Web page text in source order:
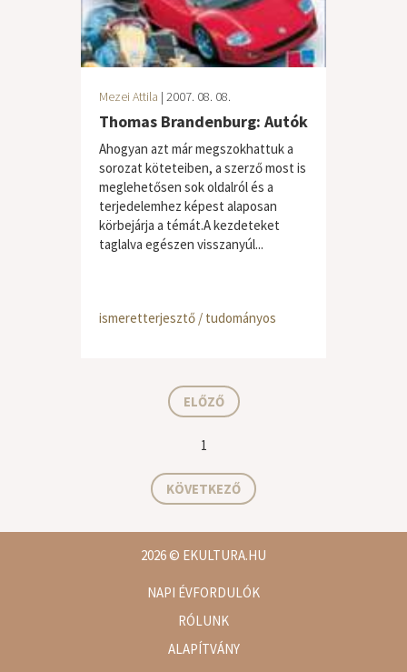
Mezei Attila | 2007. 08. 08.
Thomas Brandenburg: Autók
Ahogyan azt már megszokhattuk a
sorozat köteteiben, a szerző most is
meglehetősen sok oldalról és a
terjedelemhez képest alaposan
körbejárja a témát.A kezdeteket
taglalva egészen visszanyúl...
ismeretterjesztő / tudományos
ELŐZŐ
1
KÖVETKEZŐ
2026© EKULTURA.HU
NAPI ÉVFORDULÓK
RÓLUNK
ALAPÍTVÁNY